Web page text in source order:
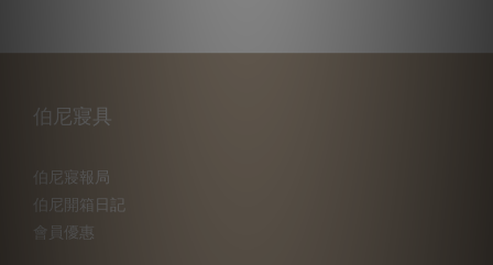
伯尼寢具
伯尼寢報局
伯尼開箱日記
會員優惠